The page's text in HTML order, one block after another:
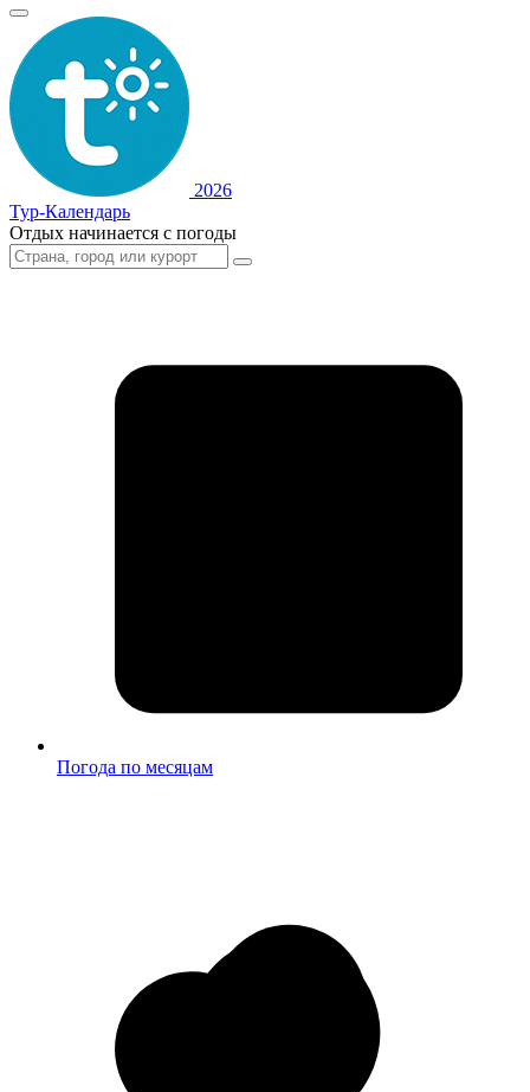
2026
Тур-Календарь
Отдых начинается с погоды
Погода по месяцам